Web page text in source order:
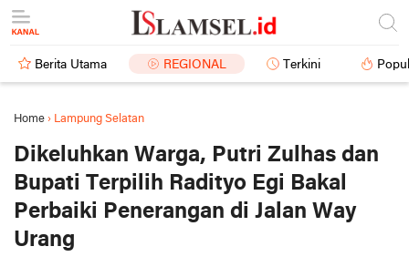
Berita Utama REGIONAL Terkini
Home › Lampung Selatan
Dikeluhkan Warga, Putri Zulhas dan
Bupati Terpilih Radityo Egi Bakal
Perbaiki Penerangan di Jalan Way
Urang